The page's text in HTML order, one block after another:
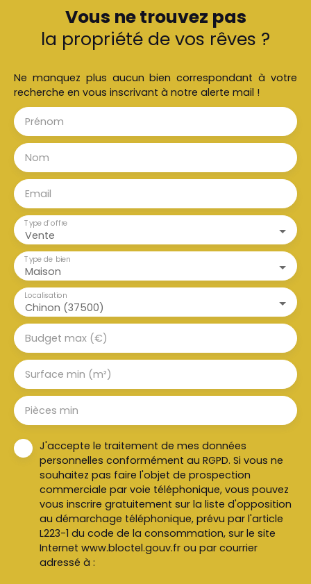
Vous ne trouvez pas
la propriété de vos rêves ?
Ne manquez plus aucun bien correspondant à votre
recherche en vous inscrivant à notre alerte mail !
Prénom
Nom
Email
Vente
Type d'offre
Maison
Type de bien
Chinon (37500)
Localisation
Budget max (€)
Surface min (m²)
Pièces min
J'accepte le traitement de mes données
personnelles conformément au RGPD. Si vous ne
souhaitez pas faire l'objet de prospection
commerciale par voie téléphonique, vous pouvez
vous inscrire gratuitement sur la liste d'opposition
au démarchage téléphonique, prévu par l'article
L223-1 du code de la consommation, sur le site
Internet www.bloctel.gouv.fr ou par courrier
adressé à :